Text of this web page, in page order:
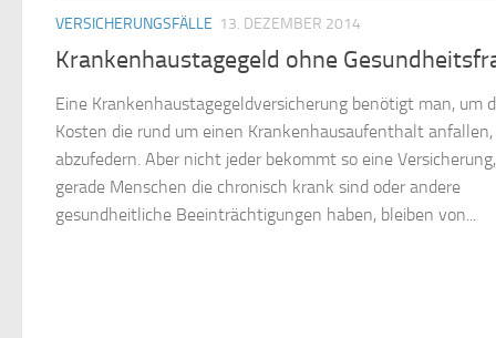
VERSICHERUNGSFÄLLE 13. DEZEMBER 2014
Krankenhaustagegeld ohne
Eine Krankenhaustagegeldversicherung benötigt man, um
Kosten die rund um einen Krankenhausaufenthalt anfallen,
abzufedern. Aber nicht jeder bekommt so eine Versicherung,
gerade Menschen die chronisch krank sind oder andere
gesundheitliche Beeinträchtigungen haben, bleiben von...